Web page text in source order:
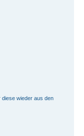
diese wieder aus den